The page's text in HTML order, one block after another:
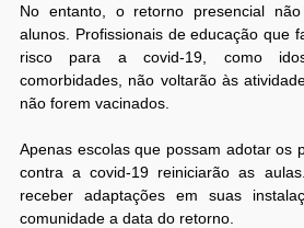
No entanto, o retorno presencial
alunos. Profissionais de educação que
risco para a covid-19, como
comorbidades, não voltarão às
não forem vacinados.
Apenas escolas que possam adotar os
contra a covid-19 reiniciarão as
receber adaptações em suas
comunidade a data do retorno.